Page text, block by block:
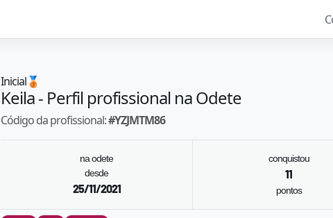
Inicial🥉
Keila- Perfil profissional na Odete
Código da profissional:#YZJMTM86
na odete
desde
25/11/2021
conquistou
11
pontos